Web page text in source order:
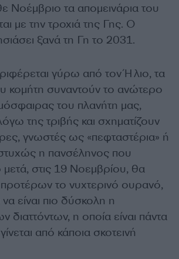
Νοέμβριο τα απομεινάρια του
με την τροχιά της Γης. Ο
ξανά τη Γη το 2031.
γύρω από τον Ήλιο, τα
κομήτη συναντούν το ανώτερο
του πλανήτη μας,
της τριβής και σχηματίζουν
γνωστές ως «πεφταστέρια» ή
η πανσέληνος που
μετά, στις 19 Νοεμβρίου, θα
προτέρων το νυχτερινό ουρανό,
είναι πιο δύσκολη η
διαττόντων, η οποία είναι πάντα
από κάποια σκοτεινή